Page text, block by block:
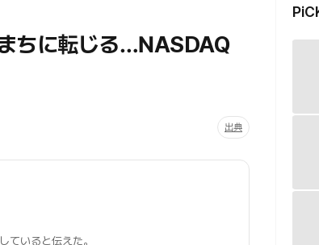
ちに転じる…NASDAQ
出典
ていると伝えた。